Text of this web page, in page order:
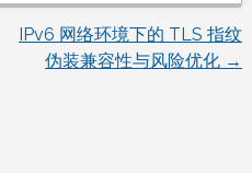
IPv6 网络环境下的 TLS 指纹
伪装兼容性与风险优化 →